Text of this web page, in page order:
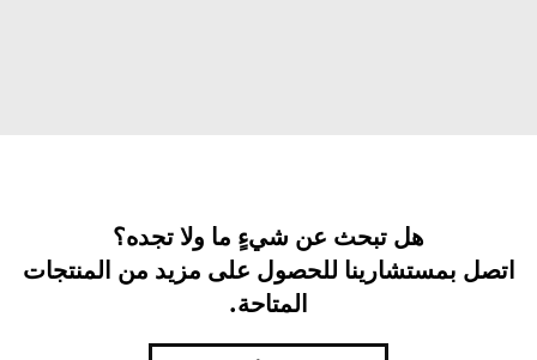
هل تبحث عن شيءٍ ما ولا تجده؟
اتصل بمستشارينا للحصول على مزيد من المنتجات
المتاحة.